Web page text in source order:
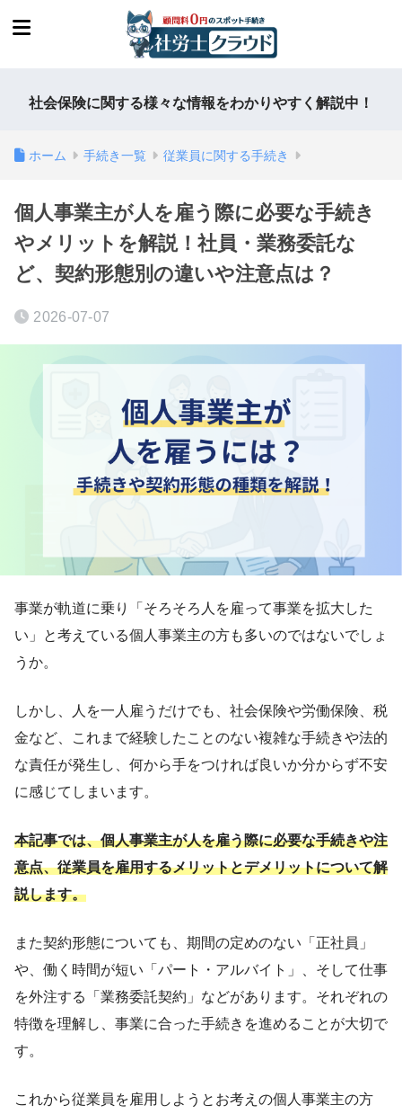
社会保険に関する様々な情報をわかりやすく解説中！
ホーム 手続き一覧 従業員に関する手続き
個人事業主が人を雇う際に必要な手続き
やメリットを解説！社員・業務委託な
ど、契約形態別の違いや注意点は？
2026-07-07
事業が軌道に乗り「そろそろ人を雇って事業を拡大した
い」と考えている個人事業主の方も多いのではないでしょ
うか。
しかし、人を一人雇うだけでも、社会保険や労働保険、税
金など、これまで経験したことのない複雑な手続きや法的
な責任が発生し、何から手をつければ良いか分からず不安
に感じてしまいます。
本記事では、個人事業主が人を雇う際に必要な手続きや注
意点、従業員を雇用するメリットとデメリットについて解
説します。
また契約形態についても、期間の定めのない「正社員」
や、働く時間が短い「パート・アルバイト」、そして仕事
を外注する「業務委託契約」などがあります。それぞれの
特徴を理解し、事業に合った手続きを進めることが大切で
す。
これから従業員を雇用しようとお考えの個人事業主の方